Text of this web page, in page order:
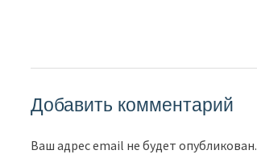
Добавить комментарий
Ваш адрес email не будет опубликован.